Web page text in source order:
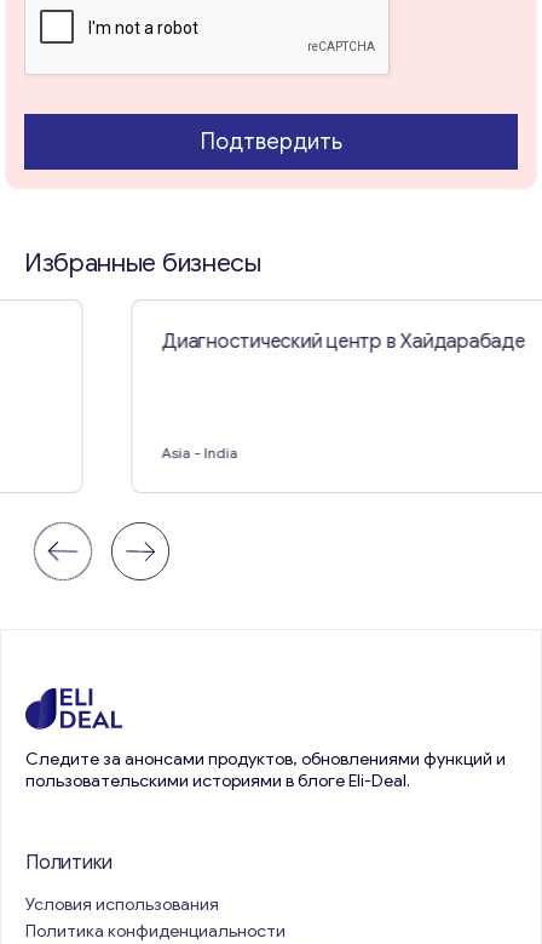
Подтвердить
Избранные бизнесы
Диагностический центр в Хайдарабаде
Следите за анонсами продуктов, обновлениями функций и
пользовательскими историями в блоге Eli-Deal.
Политики
Условия использования
Политика конфиденциальности